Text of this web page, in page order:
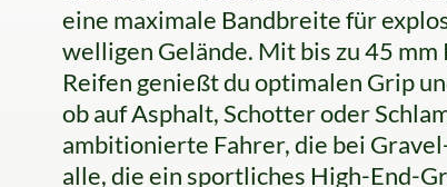
eine maximale Bandbreite für
welligen Gelände. Mit bis zu 45
Reifen genießt du optimalen Grip
ob auf Asphalt, Schotter oder
ambitionierte Fahrer, die bei
alle, die ein sportliches High-End-